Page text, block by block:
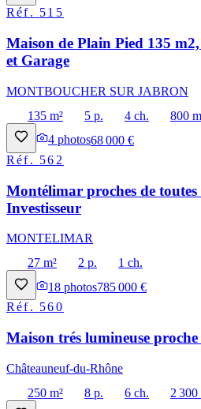
Réf. 515
Maison de Plain Pied 135
et Garage
MONTBOUCHER SUR JABRON
135 m²
5 p. 4 ch.
800
4 photos68 000 €
Réf. 562
Montélimar proches de
Investisseur
MONTELIMAR
27 m²
2 p.
1 ch.
18 photos785 000 €
Réf. 560
Maison trés lumineuse
Châteauneuf-du-Rhône
250 m²
8 p. 6 ch.
2 300